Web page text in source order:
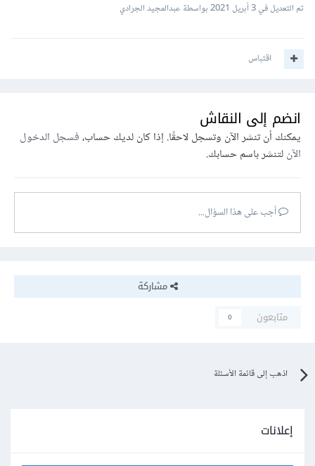
تم التعديل في3 أبريل 2021 بواسطة عبدالمجيد الجرادي
اقتباس
انضم إلى النقاش
يمكنك أن تنشر الآن وتسجل لاحقًا. إذا كان لديك حساب،فسجل الدخول
الآنلتنشر باسم حسابك.
أجب على هذا السؤال...
مشاركة
متابعون
0
اذهب إلى قائمة الأسئلة
إعلانات